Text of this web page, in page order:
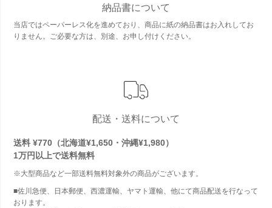
納品書について
当店ではペーパーレス化を進めており、商品に紙の納品書はお入れしてお
りません。ご必要な方は、別途、お申し付けください。
配送・送料について
送料 ¥770（北海道¥1,650・沖縄¥1,980）
1万円以上で送料無料
※大型商品など一部送料無料対象外の商品がございます。
■佐川急便、日本郵便、西濃運輸、ヤマト運輸、他にて商品配送を行なって
おります。